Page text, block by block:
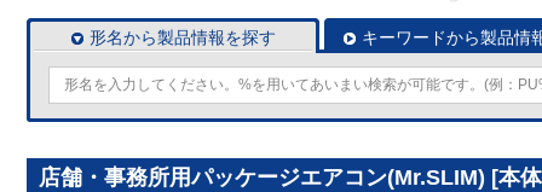
形名から製品情報を探す キーワードから製品情
店舗・事務所用パッケージエアコン(Mr.SLIM) [本